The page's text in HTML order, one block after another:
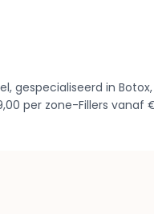
gespecialiseerd in
per zone-Fillers vanaf